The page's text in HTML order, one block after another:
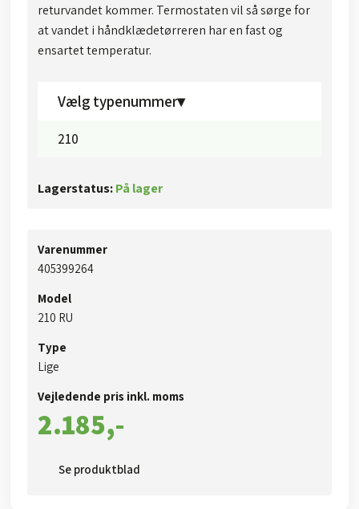
returvandet kommer. Termostaten vil så sørge for
at vandet i håndklædetørreren har en fast og
ensartet temperatur.​​
Vælg typenummer▾
210
Lagerstatus:På lager
Varenummer
405399264
Model
​​210 RU
Type
Lige
Vejledende pris inkl. moms​
2.185,-​
Se produktblad​